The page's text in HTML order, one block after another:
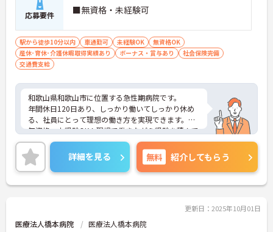
応募要件 ■無資格・未経験可
駅から徒歩10分以内 車通勤可 未経験OK
無資格OK
産休･育休･介護休暇取得実績あり
ボーナス・賞与あり
社会保険完備
交通費支給
和歌山県和歌山市に位置する急性期病院です。
年間休日120日あり、しっかり働いてしっかり休め
る、社員にとって理想の働き方を実現できます。
無資格・未経験OK！現場で働きながら経験を積んで
いくことができます。
ご興味をお持ちの方はお気軽にお問い合わせくださ
い。
詳細を見る 無料 紹介してもらう
更新日：2025年10月01日
医療法人橋本病院 医療法人橋本病院